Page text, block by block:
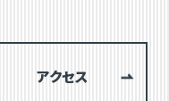
アクセス